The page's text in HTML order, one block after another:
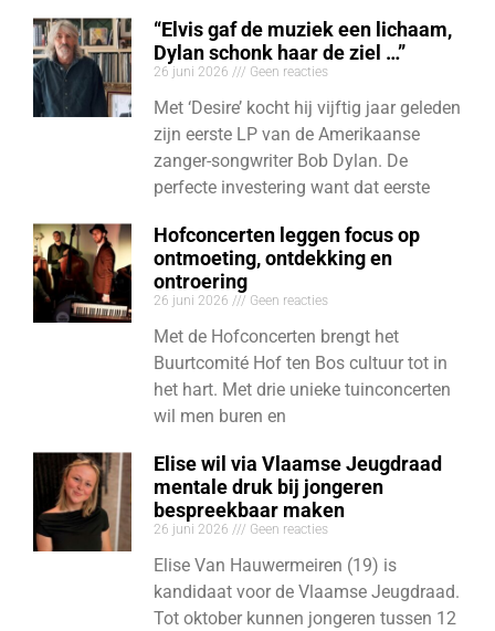
“Elvis gaf de muziek een lichaam,
Dylan schonk haar de ziel …”
26 juni 2026 Geen reacties
Met ‘Desire’ kocht hij vijftig jaar geleden
zijn eerste LP van de Amerikaanse
zanger-songwriter Bob Dylan. De
perfecte investering want dat eerste
Hofconcerten leggen focus op
ontmoeting, ontdekking en
ontroering
26 juni 2026 Geen reacties
Met de Hofconcerten brengt het
Buurtcomité Hof ten Bos cultuur tot in
het hart. Met drie unieke tuinconcerten
wil men buren en
Elise wil via Vlaamse Jeugdraad
mentale druk bij jongeren
bespreekbaar maken
26 juni 2026 Geen reacties
Elise Van Hauwermeiren (19) is
kandidaat voor de Vlaamse Jeugdraad.
Tot oktober kunnen jongeren tussen 12